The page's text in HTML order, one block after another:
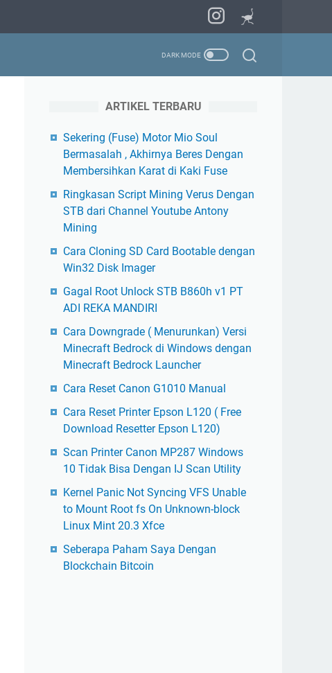
ARTIKEL TERBARU
Sekering (Fuse) Motor Mio Soul
Bermasalah , Akhirnya Beres Dengan
Membersihkan Karat di Kaki Fuse
Ringkasan Script Mining Verus Dengan
STB dari Channel Youtube Antony
Mining
Cara Cloning SD Card Bootable dengan
Win32 Disk Imager
Gagal Root Unlock STB B860h v1 PT
ADI REKA MANDIRI
Cara Downgrade ( Menurunkan) Versi
Minecraft Bedrock di Windows dengan
Minecraft Bedrock Launcher
Cara Reset Canon G1010 Manual
Cara Reset Printer Epson L120 ( Free
Download Resetter Epson L120)
Scan Printer Canon MP287 Windows
10 Tidak Bisa Dengan IJ Scan Utility
Kernel Panic Not Syncing VFS Unable
to Mount Root fs On Unknown-block
Linux Mint 20.3 Xfce
Seberapa Paham Saya Dengan
Blockchain Bitcoin